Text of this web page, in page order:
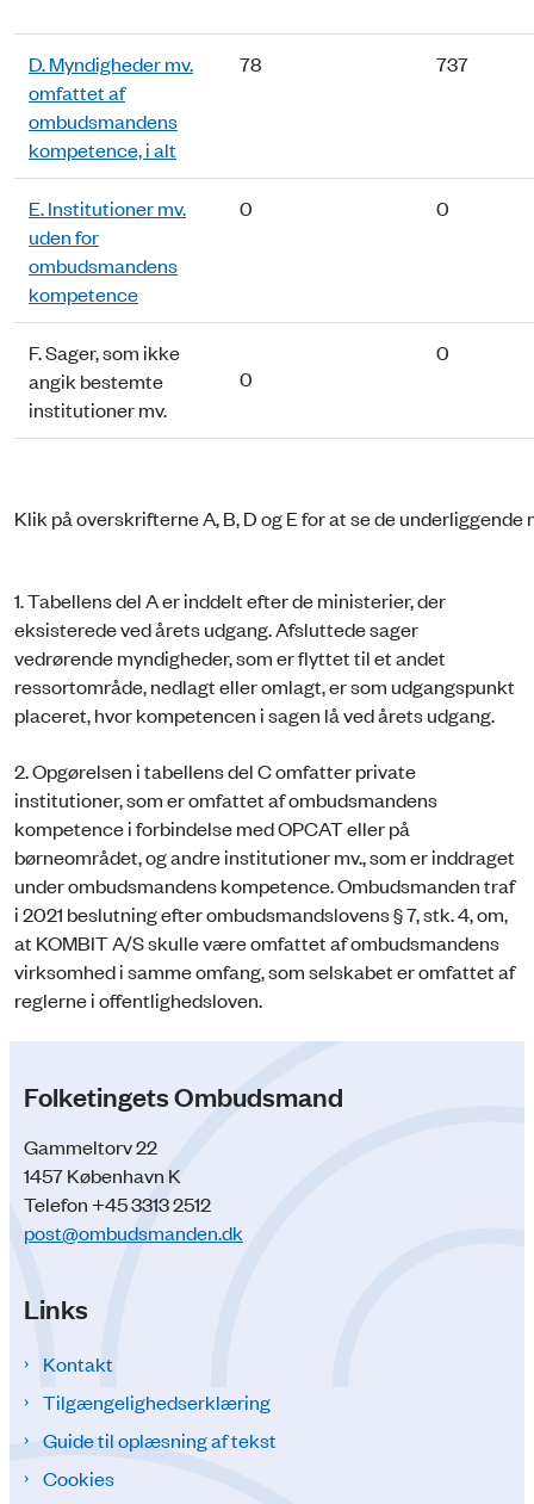
D. Myndigheder mv.
omfattet af
ombudsmandens
kompetence, i alt
78 737
E. Institutioner mv.
uden for
ombudsmandens
kompetence
0 0
F. Sager, som ikke
angik bestemte
institutioner mv.
0
0
Klik på overskrifterne A, B, D og E for at se de underliggende
1. Tabellens del A er inddelt efter de ministerier, der
eksisterede ved årets udgang. Afsluttede sager
vedrørende myndigheder, som er flyttet til et andet
ressortområde, nedlagt eller omlagt, er som udgangspunkt
placeret, hvor kompetencen i sagen lå ved årets udgang.
2. Opgørelsen i tabellens del C omfatter private
institutioner, som er omfattet af ombudsmandens
kompetence i forbindelse med OPCAT eller på
børneområdet, og andre institutioner mv., som er inddraget
under ombudsmandens kompetence. Ombudsmanden traf
i 2021 beslutning efter ombudsmandslovens § 7, stk. 4, om,
at KOMBIT A/S skulle være omfattet af ombudsmandens
virksomhed i samme omfang, som selskabet er omfattet af
reglerne i offentlighedsloven.
Folketingets Ombudsmand
Gammeltorv 22
1457 København K
Telefon +45 3313 2512
post@ombudsmanden.dk
Links
Kontakt
Tilgængelighedserklæring
Guide til oplæsning af tekst
Cookies